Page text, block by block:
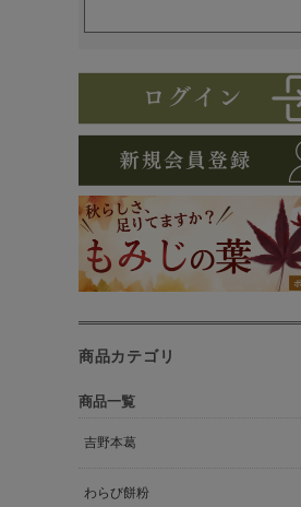
商品カテゴリ
商品一覧
吉野本葛
わらび餅粉